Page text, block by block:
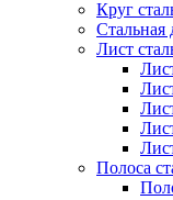
Круг
Стальная
Лист
Полоса